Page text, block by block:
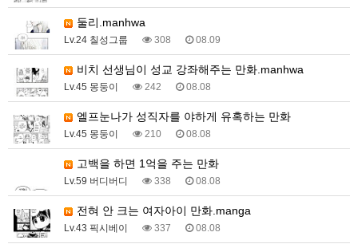
둘리.manhwa
Lv.24 칠성그룹 308 08.09
비치 선생님이 성교 강좌해주는 만화.manhwa
Lv.45 몽둥이 242 08.08
엘프눈나가 성직자를 야하게 유혹하는 만화
Lv.45 몽둥이 210 08.08
고백을 하면 1억을 주는 만화
Lv.59 버디버디 338 08.08
전혀 안 크는 여자아이 만화.manga
Lv.43 픽시베이 337 08.08